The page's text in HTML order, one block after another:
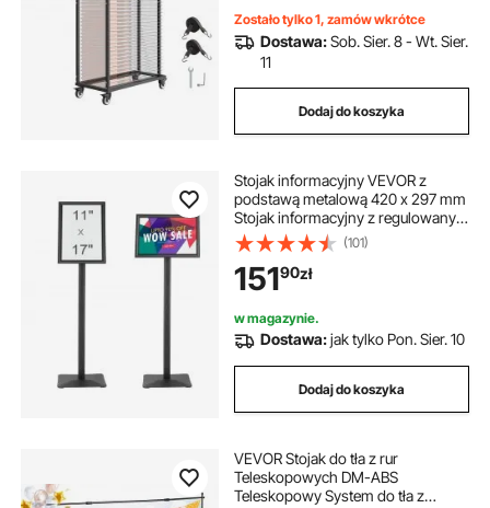
Zostało tylko 1, zamów wkrótce
Dostawa:Sob. Sier. 8 - Wt. Sier.
11
Dodaj do koszyka
Stojak informacyjny VEVOR z
podstawą metalową 420 x 297 mm
Stojak informacyjny z regulowanym
kątem widzenia za pomocą
pokrętła Stojak plakatowy, solidny
stojak podłogowy na szyldy, stojak
reklamowy
(101)
15190zł
w magazynie.
Dostawa:jak tylko Pon. Sier. 10
Dodaj do koszyka
VEVOR Stojak do tła z rur
Teleskopowych DM-ABS
Teleskopowy System do tła z